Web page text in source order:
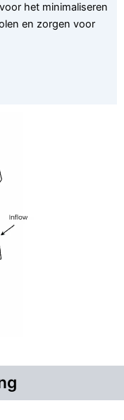
het minimaliseren
en zorgen voor